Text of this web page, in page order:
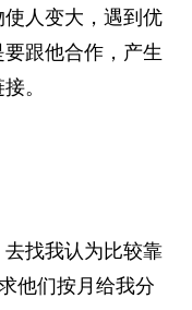
人变大，遇到优
跟他合作，产生
。
找我认为比较靠
他们按月给我分